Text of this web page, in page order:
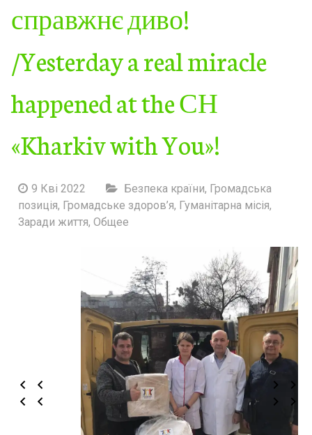
справжнє диво!
/Yesterday a real miracle
happened at the СН
«Kharkiv with You»!
9 Кві 2022 Безпека країни, Громадська
позиція, Громадське здоров’я, Гуманітарна місія,
Заради життя, Общее